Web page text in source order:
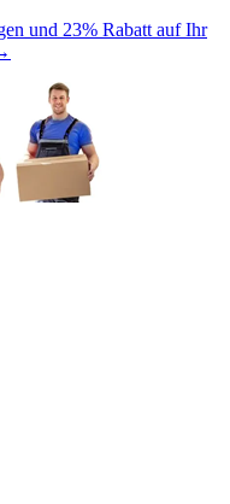
und 23% Rabatt auf Ihr